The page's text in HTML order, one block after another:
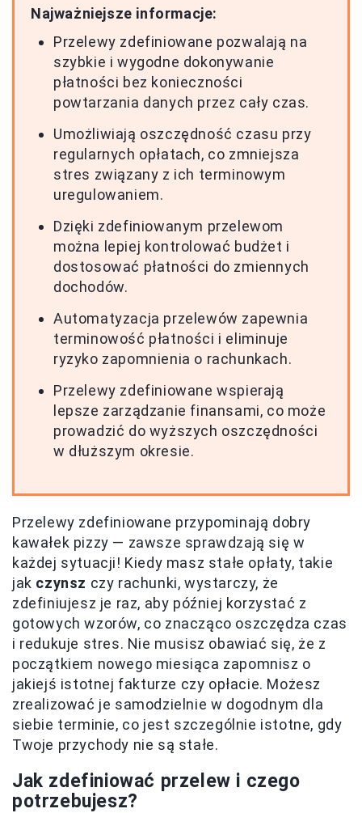
Najważniejsze informacje:
Przelewy zdefiniowane pozwalają na
szybkie i wygodne dokonywanie
płatności bez konieczności
powtarzania danych przez cały czas.
Umożliwiają oszczędność czasu przy
regularnych opłatach, co zmniejsza
stres związany z ich terminowym
uregulowaniem.
Dzięki zdefiniowanym przelewom
można lepiej kontrolować budżet i
dostosować płatności do zmiennych
dochodów.
Automatyzacja przelewów zapewnia
terminowość płatności i eliminuje
ryzyko zapomnienia o rachunkach.
Przelewy zdefiniowane wspierają
lepsze zarządzanie finansami, co może
prowadzić do wyższych oszczędności
w dłuższym okresie.
Przelewy zdefiniowane przypominają dobry
kawałek pizzy — zawsze sprawdzają się w
każdej sytuacji! Kiedy masz stałe opłaty, takie
jak czynsz czy rachunki, wystarczy, że
zdefiniujesz je raz, aby później korzystać z
gotowych wzorów, co znacząco oszczędza czas
i redukuje stres. Nie musisz obawiać się, że z
początkiem nowego miesiąca zapomnisz o
jakiejś istotnej fakturze czy opłacie. Możesz
zrealizować je samodzielnie w dogodnym dla
siebie terminie, co jest szczególnie istotne, gdy
Twoje przychody nie są stałe.
Jak zdefiniować przelew i czego
potrzebujesz?